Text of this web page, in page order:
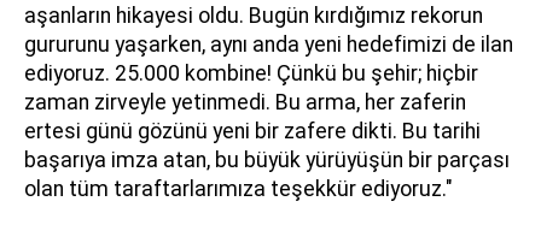
aşanların hikayesi oldu. Bugün kırdığımız rekorun
gururunu yaşarken, aynı anda yeni hedefimizi de ilan
ediyoruz. 25.000 kombine! Çünkü bu şehir; hiçbir
zaman zirveyle yetinmedi. Bu arma, her zaferin
ertesi günü gözünü yeni bir zafere dikti. Bu tarihi
başarıya imza atan, bu büyük yürüyüşün bir parçası
olan tüm taraftarlarımıza teşekkür ediyoruz."